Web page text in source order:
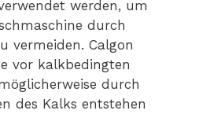
werden, um
durch
vermeiden. Calgon
vor kalkbedingten
durch
des Kalks entstehen